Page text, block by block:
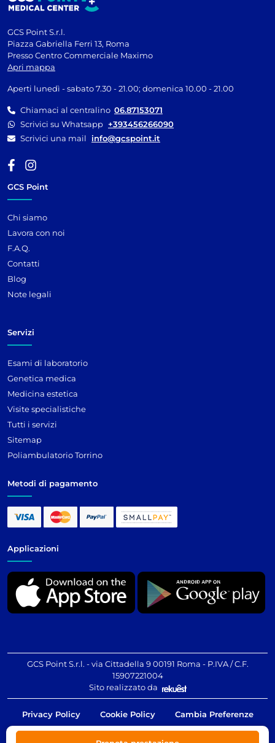
GCS Point S.r.l.
Piazza Gabriella Ferri 13, Roma
Presso Centro Commerciale Maximo
Apri mappa
Aperti lunedì - sabato 7.30 - 21.00; domenica 10.00 - 21.00
Chiamaci al centralino 06.87153071
Scrivici su Whatsapp +393456266090
Scrivici una mail
info@gcspoint.it
GCS Point
Chi siamo
Lavora con noi
F.A.Q.
Contatti
Blog
Note legali
Servizi
Esami di laboratorio
Genetica medica
Medicina estetica
Visite specialistiche
Tutti i servizi
Sitemap
Poliambulatorio Torrino
Metodi di pagamento
Applicazioni
GCS Point S.r.l. - via Cittadella 9 00191 Roma - P.IVA / C.F.
15907221004
Sito realizzato da
Privacy Policy Cookie Policy Cambia Preferenze